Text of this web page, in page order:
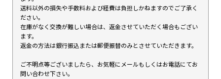
送料以外の損失や手数料および経費は負担しかねますのでご了承く
ださい。
在庫がなく交換が難しい場合は、返金させていただく場合もござい
ます。
返金の方法は銀行振込または郵便振替のみとさせていただきます。
ご不明点等ございましたら、お気軽にメールもしくはお電話にてお
問い合わせ下さい。